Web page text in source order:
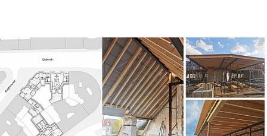
Die sanierte bzw. neu geschaffene Wohnfläche beträgt
insgesamt ca. 2.800 m²
Durch stæhr+partner architekten wurden die LP 1-5 bearbeitet.